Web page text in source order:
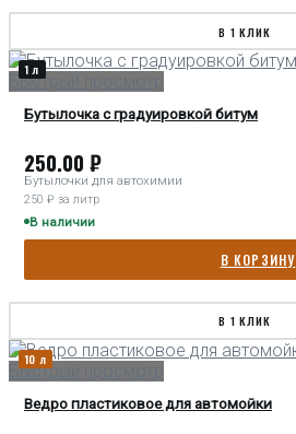
В 1 КЛИК
1 л
Быстрый просмотр
Бутылочка с градуировкой битум
250.00 ₽
Бутылочки для автохимии
250 ₽ за литр
В наличии
В КОРЗИНУ
В 1 КЛИК
10 л
Быстрый просмотр
Ведро пластиковое для автомойки